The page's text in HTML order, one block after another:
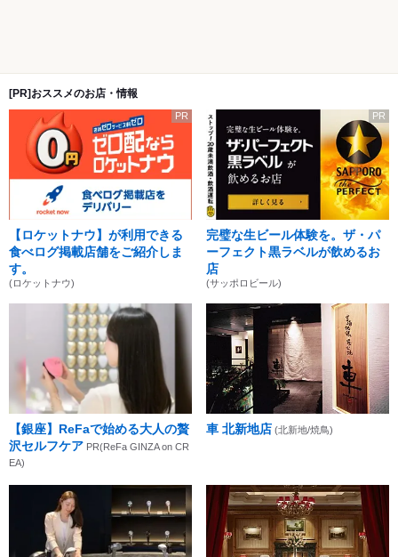
[PR]おススメのお店・情報
PR
【ロケットナウ】が利用できる
食べログ掲載店舗をご紹介しま
す。
(ロケットナウ)
PR
完璧な生ビール体験を。ザ・パ
ーフェクト黒ラベルが飲めるお
店
(サッポロビール)
【銀座】ReFaで始める大人の贅
沢セルフケア PR(ReFa GINZA on CR
EA)
車 北新地店 (北新地/焼鳥)